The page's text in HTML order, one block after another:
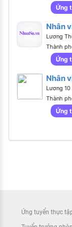
Ứng
Nhân
Lương
Thành
Ứng
Nhân
Lương
Thành
Ứng
Ứng tuyển thực